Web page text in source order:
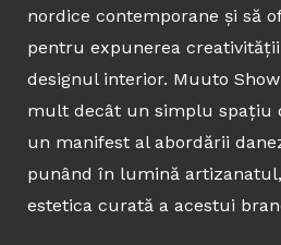
nordice contemporane și să
pentru expunerea
designul interior. Muuto
mult decât un simplu spațiu
un manifest al abordării
punând în lumină
estetica curată a acestui